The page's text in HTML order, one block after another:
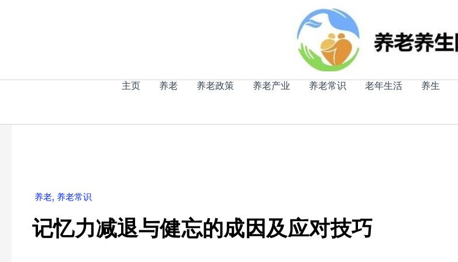
主页 养老 养老政策 养老产业 养老常识 老年生活 养生
养老, 养老常识
记忆力减退与健忘的成因及应对技巧